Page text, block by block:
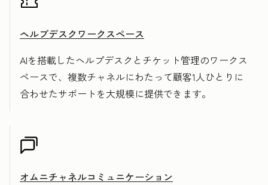
ヘルプデスクワークスペース
AIを搭載したヘルプデスクとチケット管理のワークス
ペースで、複数チャネルにわたって顧客1人ひとりに
合わせたサポートを大規模に提供できます。
オムニチャネルコミュニケーション